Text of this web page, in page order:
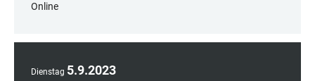
Online
Dienstag 5.9.2023